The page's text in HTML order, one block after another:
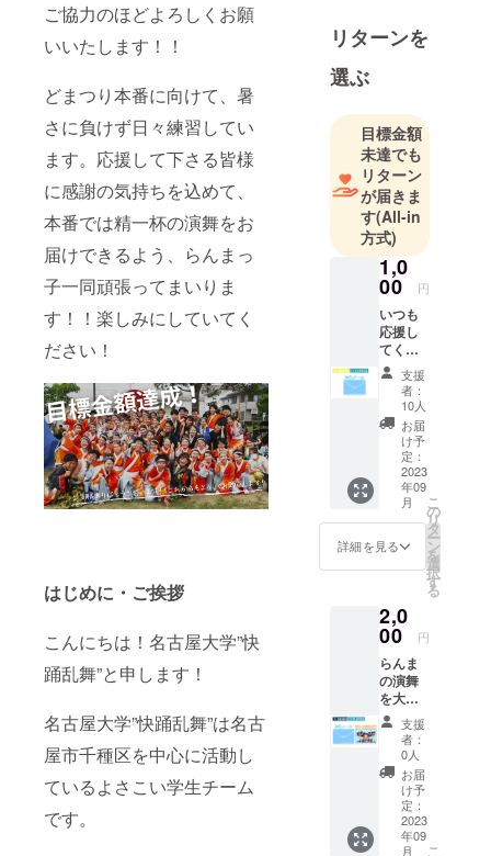
ご協力のほどよろしくお願
いいたします！！
どまつり本番に向けて、暑
さに負けず日々練習してい
ます。応援して下さる皆様
に感謝の気持ちを込めて、
本番では精一杯の演舞をお
届けできるよう、らんまっ
子一同頑張ってまいりま
す！！楽しみにしていてく
ださい！
はじめに・ご挨拶
こんにちは！名古屋大学”快
踊乱舞”と申します！
名古屋大学”快踊乱舞”は名古
屋市千種区を中心に活動し
ているよさこい学生チーム
です。
代目を迎え
ました。
8月に名古屋
市で開催さ
れる「にっ
ぽんど真ん
中祭り」や
愛知近辺で
行われるお
祭りにて、
元気と笑顔
を伝えられ
るよう、
日々練習に
励んでいま
リターンを
選ぶ
目標金額
未達でも
リターン
が届きま
す(All-in
方式)
1,0
00 円
いつも
応援し
てくだ
さるあ
なた
へ！ ・
お礼
メール
支援
者：
10人
お届
け予
定：
2023
年09
月
詳細を見る
こ
の
リ
タ
ー
ン
を
選
択
す
る
2,0
00 円
らんま
の演舞
を大好
きでい
てくれ
るあな
た
へ！！
らん
まっこ
による
支援
者：
0人
お届
け予
定：
2023
年09
月
こ